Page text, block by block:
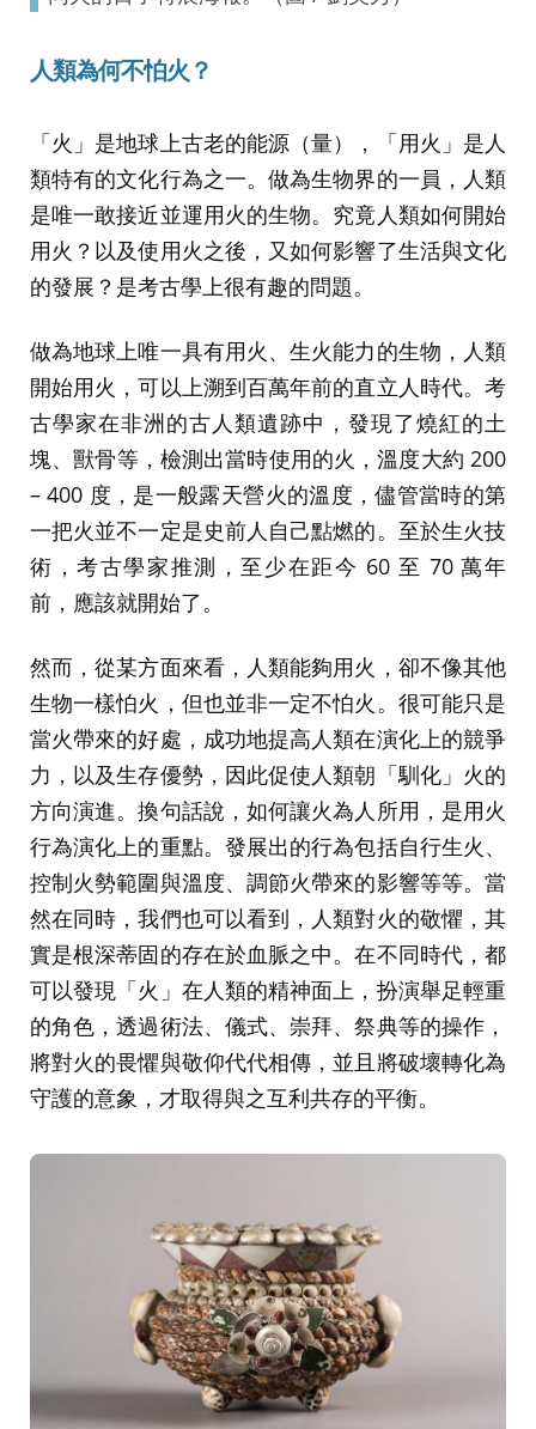
人類為何不怕火 ？
「火」是地球上古老的能源（量），「用火」是人
類特有的文化行為之一。做為生物界的一員，人類
是唯一敢接近並運用火的生物。究竟人類如何開始
用火？以及使用火之後，又如何影響了生活與文化
的發展？是考古學上很有趣的問題。
做為地球上唯一具有用火、生火能力的生物，人類
開始用火，可以上溯到百萬年前的直立人時代。考
古學家在非洲的古人類遺跡中，發現了燒紅的土
塊、獸骨等，檢測出當時使用的火，溫度大約 200
– 400 度，是一般露天營火的溫度，儘管當時的第
一把火並不一定是史前人自己點燃的。至於生火技
術，考古學家推測，至少在距今 60 至 70 萬年
前，應該就開始了。
然而，從某方面來看，人類能夠用火，卻不像其他
生物一樣怕火，但也並非一定不怕火。很可能只是
當火帶來的好處，成功地提高人類在演化上的競爭
力，以及生存優勢，因此促使人類朝「馴化」火的
方向演進。換句話說，如何讓火為人所用，是用火
行為演化上的重點。發展出的行為包括自行生火、
控制火勢範圍與溫度、調節火帶來的影響等等。當
然在同時，我們也可以看到，人類對火的敬懼，其
實是根深蒂固的存在於血脈之中。在不同時代，都
可以發現「火」在人類的精神面上，扮演舉足輕重
的角色，透過術法、儀式、崇拜、祭典等的操作，
將對火的畏懼與敬仰代代相傳，並且將破壞轉化為
守護的意象，才取得與之互利共存的平衡。